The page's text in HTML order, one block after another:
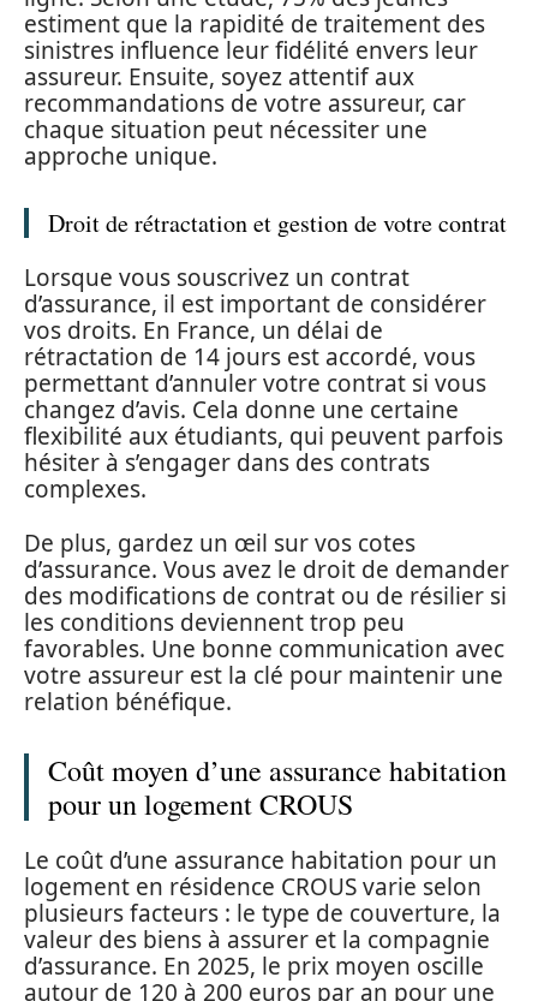
estiment que la rapidité de traitement des
sinistres influence leur fidélité envers leur
assureur. Ensuite, soyez attentif aux
recommandations de votre assureur, car
chaque situation peut nécessiter une
approche unique.
Droit de rétractation et gestion de votre contrat
Lorsque vous souscrivez un contrat
d’assurance, il est important de considérer
vos droits. En France, un délai de
rétractation de 14 jours est accordé, vous
permettant d’annuler votre contrat si vous
changez d’avis. Cela donne une certaine
flexibilité aux étudiants, qui peuvent parfois
hésiter à s’engager dans des contrats
complexes.
De plus, gardez un œil sur vos cotes
d’assurance. Vous avez le droit de demander
des modifications de contrat ou de résilier si
les conditions deviennent trop peu
favorables. Une bonne communication avec
votre assureur est la clé pour maintenir une
relation bénéfique.
Coût moyen d’une assurance habitation
pour un logement CROUS
Le coût d’une assurance habitation pour un
logement en résidence CROUS varie selon
plusieurs facteurs : le type de couverture, la
valeur des biens à assurer et la compagnie
d’assurance. En 2025, le prix moyen oscille
autour de 120 à 200 euros par an pour une